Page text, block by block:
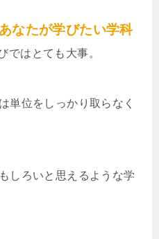
あなたが学びたい学科
ではとても大事。
単位をしっかり取らなく
しろいと思えるような学